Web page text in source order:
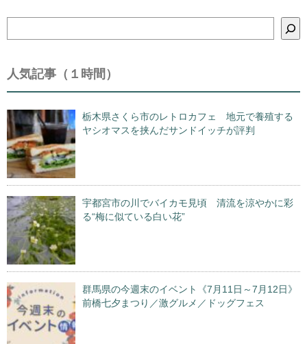
索
人気記事（１時間）
栃木県さくら市のレトロカフェ 地元で養殖する
ヤシオマスを挟んだサンドイッチが評判
宇都宮市の川でバイカモ見頃 清流を涼やかに彩
る“梅に似ている白い花”
群馬県の今週末のイベント《7月11日～7月12日》
前橋七夕まつり／激グルメ／ドッグフェス